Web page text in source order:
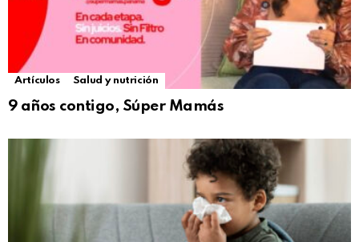
Artículos Salud y nutrición
9 años contigo, Súper Mamás